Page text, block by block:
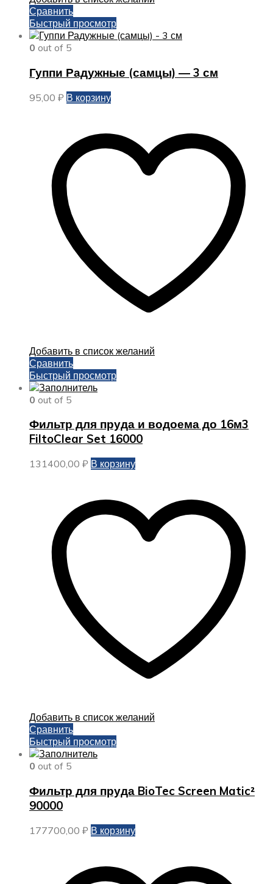
Сравнить
Быстрый просмотр
0 out of 5
Гуппи Радужные (самцы) — 3 см
95,00 ₽ В корзину
Добавить в список желаний
Сравнить
Быстрый просмотр
0 out of 5
Фильтр для пруда и водоема до 16м3
FiltoClear Set 16000
131400,00 ₽ В корзину
Добавить в список желаний
Сравнить
Быстрый просмотр
0 out of 5
Фильтр для пруда BioTec Screen Matic²
90000
177700,00 ₽ В корзину